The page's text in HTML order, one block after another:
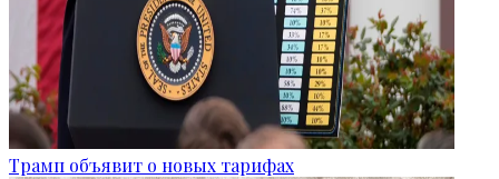
Трамп объявит о новых тарифах